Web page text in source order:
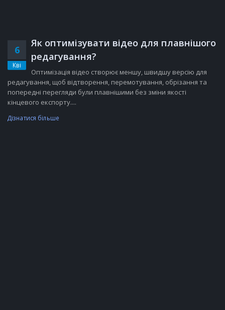
6
Кві
Як оптимізувати відео для плавнішого
редагування?
Оптимізація відео створює меншу, швидшу версію для
редагування, щоб відтворення, перемотування, обрізання та
попередні перегляди були плавнішими без зміни якості
кінцевого експорту....
Дізнатися більше